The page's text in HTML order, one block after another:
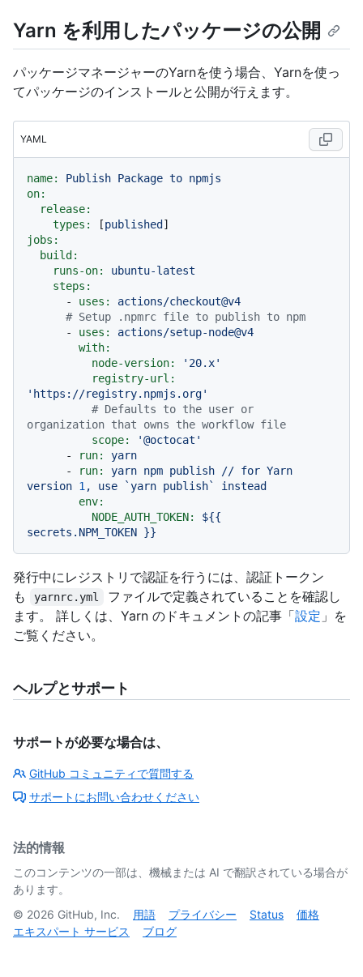
Yarn を利用したパッケージの公開
パッケージマネージャーのYarnを使う場合、Yarnを使っ
てパッケージのインストールと公開が行えます。
YAML
name: Publish Package to npmjs
on:
release:
types:
[published
jobs:
build:
runs-on:
ubuntu-latest
steps:
-
uses:
actions/checkout@v4
# Setup .npmrc file to publish to npm
-
uses:
actions/setup-node@v4
with:
node-version:
'20.x'
registry-url:
'https://registry.npmjs.org'
# Defaults to the user or
organization that owns the workflow file
scope:
'@octocat'
-
run:
yarn
-
run: yarn npm publish // for Yarn
version 1 , use `yarn publish`
instead
env:
NODE_AUTH_TOKEN:
${{
secrets.NPM_TOKEN }}
発行中にレジストリで認証を行うには、認証トークン
も
yarnrc.yml
ファイルで定義されていることを確認し
ます。 詳しくは、Yarn のドキュメントの記事「設定 」を
ご覧ください。
ヘルプとサポート
サポートが必要な場合は、
GitHub コミュニティで質問する
サポートにお問い合わせください
法的情報
このコンテンツの一部は、機械または AI で翻訳されている場合が
あります。
© 2026 GitHub, Inc. 用語 プライバシー Status
価格
エキスパート サービス
ブログ